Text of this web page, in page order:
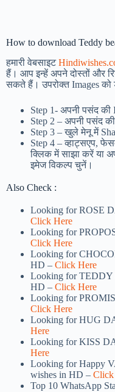
How to download Teddy
हमारी वेबसाइट
हैं। आप इन्हें अपने दोस्तों और
सकते हैं। उपरोक्त Images
Step 1- अपनी पसंद की
Step 2 – अपनी पसंद
Step 3 – खुले मेनू में
Step 4 – व्हाट्सएप,
क्लिक में साझा करें या
इमेज विकल्प चुनें।
Also Check :
Looking for ROSE
Click Here
Looking for
Click Here
Looking for
HD – Click Here
Looking for TEDDY
HD – Click Here
Looking for
Click Here
Looking for HUG
Here
Looking for KISS
Here
Looking for Happy
wishes in HD – Click
Top 10 WhatsApp